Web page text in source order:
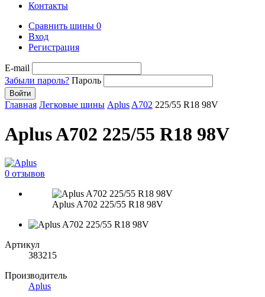
Контакты
Сравнить шины 0
Вход
Регистрация
E-mail
Забыли пароль? Пароль
Войти
Главная Легковые шины AplusA702 225/55 R18 98V
Aplus A702 225/55 R18 98V
0 отзывов
Aplus A702 225/55 R18 98V
Артикул
383215
Производитель
Aplus